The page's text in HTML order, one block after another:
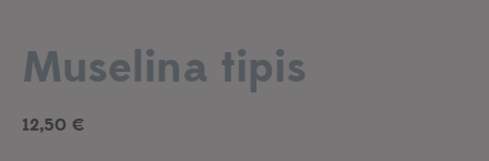
Muselina tipis
12,50 €